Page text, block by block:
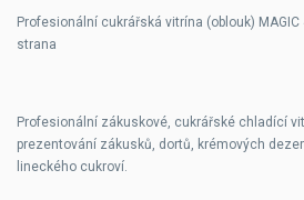
Profesionální cukrářská vitrína (oblouk) MAGIC
strana
Profesionální zákuskové, cukrářské chladící
prezentování zákusků, dortů, krémových
lineckého cukroví.